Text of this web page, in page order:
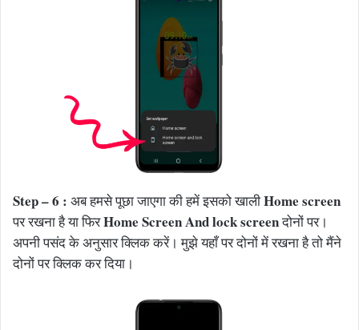
Step – 6 : अब हमसे पूछा जाएगा की हमें इसको खालीHome screen
पर रखना है या फिरHome Screen And lock screenदोनों पर।
अपनी पसंद के अनुसार क्लिक करें। मुझे यहाँ पर दोनों में रखना है तो मैंने
दोनों पर क्लिक कर दिया।